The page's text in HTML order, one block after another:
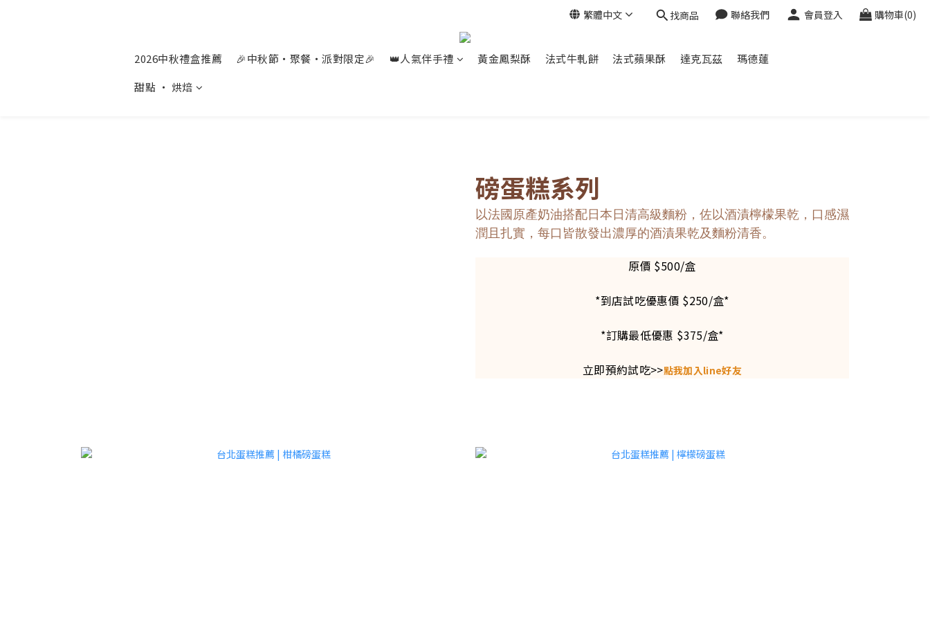
繁體中文 找商品 聯絡我們 會員登入 購物車(0)
2026中秋禮盒推薦 🎉中秋節‧聚餐‧派對限定🎉 👑人氣伴手禮 黃金鳳梨酥 法式牛軋餅 法式蘋果酥 達克瓦茲
瑪德蓮
甜點 ‧ 烘焙
磅蛋糕系列
以法國原產奶油搭配日本日清高級麵粉，佐以酒漬檸檬果乾，口感濕
潤且扎實，每口皆散發出濃厚的酒漬果乾及麵粉清香。
原價 $500/盒
*到店試吃優惠價 $250/盒*
*訂購最低優惠 $375/盒*
立即預約試吃>>點我加入line好友